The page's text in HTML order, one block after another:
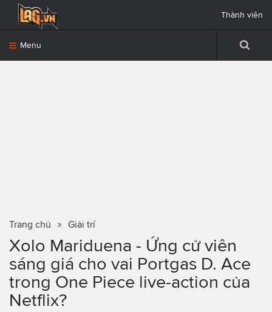
Menu
Thành viên
Trang chủ Giải trí
Xolo Mariduena - Ứng cử viên
sáng giá cho vai Portgas D. Ace
trong One Piece live-action của
Netflix?